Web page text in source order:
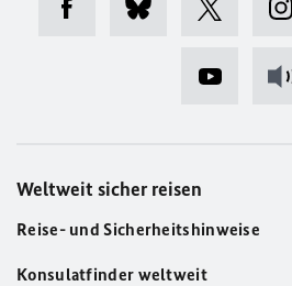
Weltweit sicher reisen
Reise- und Sicherheitshinweise
Konsulatfinder weltweit